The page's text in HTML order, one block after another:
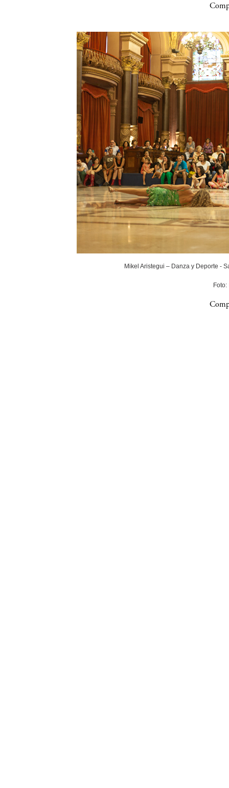
Mikel Aristegui – Danza y Deporte -